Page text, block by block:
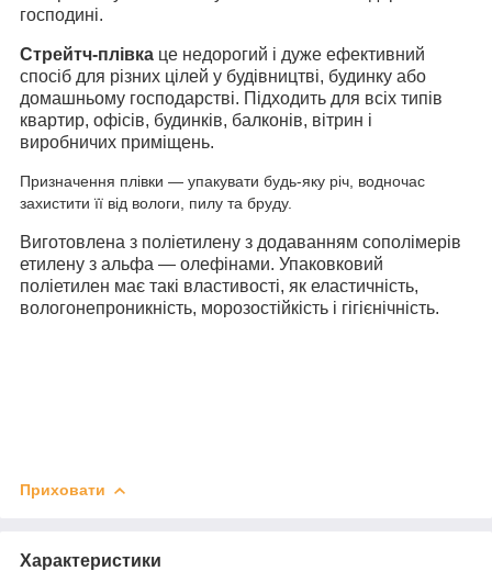
господині.
Стрейтч-плівка це недорогий і дуже ефективний
спосіб для різних цілей у будівництві, будинку або
домашньому господарстві. Підходить для всіх типів
квартир, офісів, будинків, балконів, вітрин і
виробничих приміщень.
Призначення плівки — упакувати будь-яку річ, водночас
захистити її від вологи, пилу та бруду.
Виготовлена з поліетилену з додаванням сополімерів
етилену з альфа — олефінами. Упаковковий
поліетилен має такі властивості, як еластичність,
вологонепроникність, морозостійкість і гігієнічність.
Приховати
Характеристики